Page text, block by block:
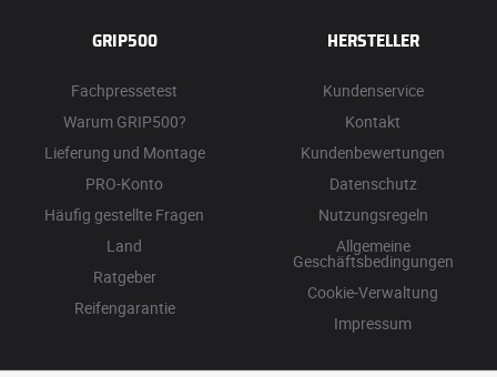
GRIP500
Fachpressetest
Warum GRIP500?
Lieferung und Montage
PRO-Konto
Häufig gestellte Fragen
Land
Ratgeber
Reifengarantie
HERSTELLER
Kundenservice
Kontakt
Kundenbewertungen
Datenschutz
Nutzungsregeln
Allgemeine
Geschäftsbedingungen
Cookie-Verwaltung
Impressum